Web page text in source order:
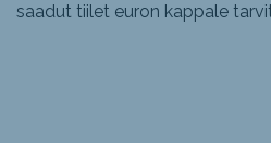
saadut tiilet euron kappale